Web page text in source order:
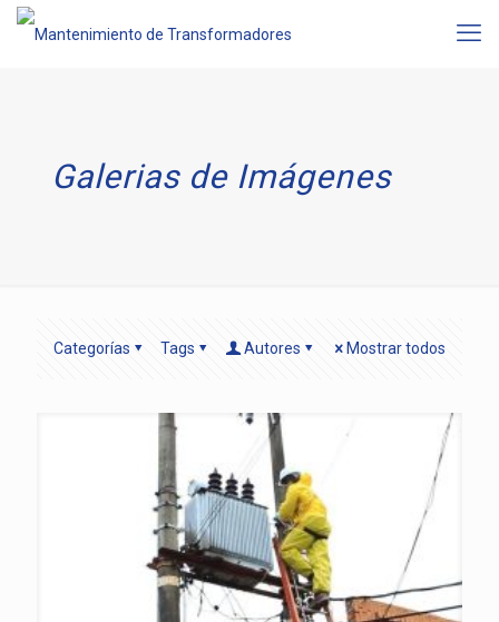
Galerias de Imágenes
Categorías Tags Autores Mostrar todos